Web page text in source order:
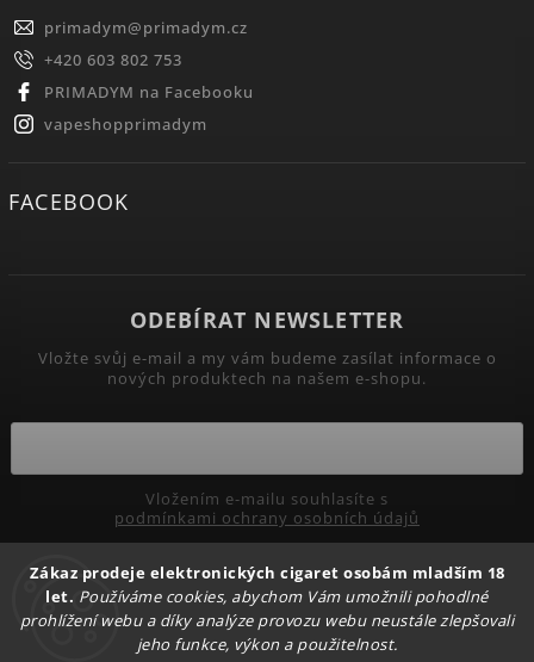
Zákaz prodeje elektronických cigaret osobám mladším 18
let. Používáme cookies, abychom Vám umožnili pohodlné
prohlížení webu a díky analýze provozu webu neustále zlepšovali
jeho funkce, výkon a použitelnost.
primadym@primadym.cz
+420 603 802 753
PRIMADYM na Facebooku
vapeshopprimadym
FACEBOOK
ODEBÍRAT NEWSLETTER
Vložte svůj e-mail a my vám budeme zasílat informace o
nových produktech na našem e-shopu.
podmínkami ochrany osobních údajů
Přihlásit se